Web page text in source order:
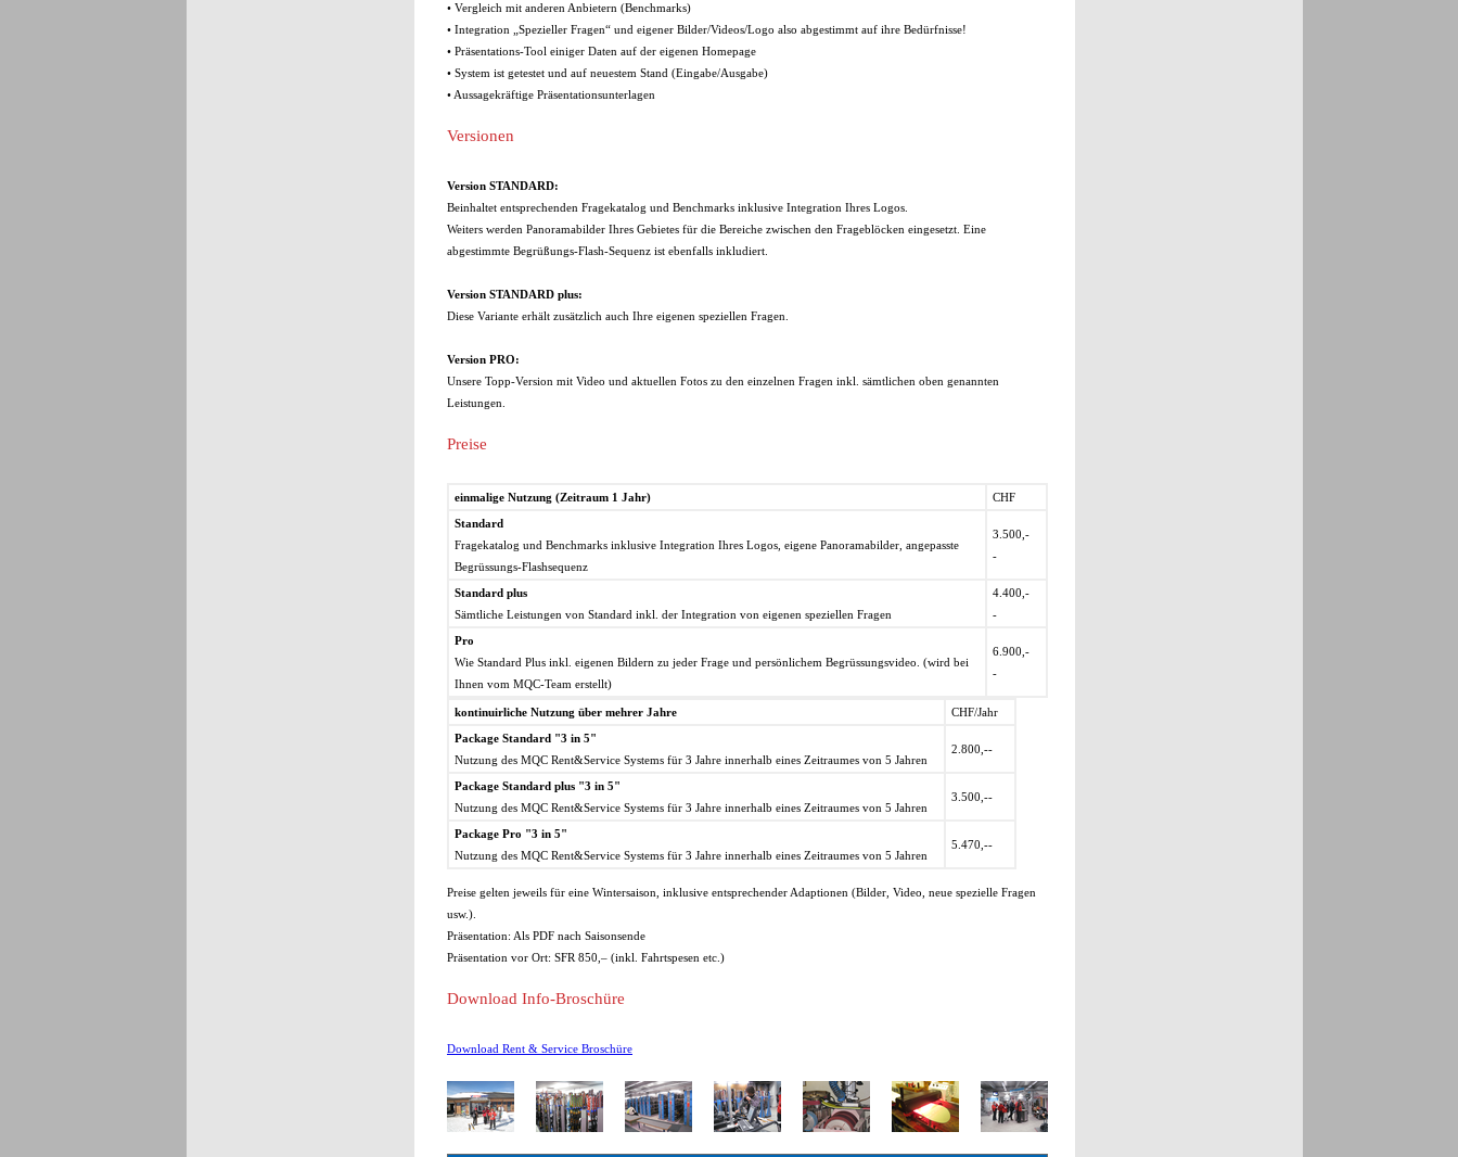
• Vergleich mit anderen Anbietern (Benchmarks)
• Integration „Spezieller Fragen“ und eigener Bilder/Videos/Logo also abgestimmt auf ihre Bedürfnisse!
• Präsentations-Tool einiger Daten auf der eigenen Homepage
• System ist getestet und auf neuestem Stand (Eingabe/Ausgabe)
• Aussagekräftige Präsentationsunterlagen
Versionen
Version STANDARD:
Beinhaltet entsprechenden Fragekatalog und Benchmarks inklusive Integration Ihres Logos.
Weiters werden Panoramabilder Ihres Gebietes für die Bereiche zwischen den Frageblöcken eingesetzt. Eine
abgestimmte Begrüßungs-Flash-Sequenz ist ebenfalls inkludiert.
Version STANDARD plus:
Diese Variante erhält zusätzlich auch Ihre eigenen speziellen Fragen.
Version PRO:
Unsere Topp-Version mit Video und aktuellen Fotos zu den einzelnen Fragen inkl. sämtlichen oben genannten
Leistungen.
Preise
einmalige Nutzung (Zeitraum 1 Jahr)
CHF
Standard
Fragekatalog und Benchmarks inklusive Integration Ihres Logos, eigene Panoramabilder, angepasste
Begrüssungs-Flashsequenz
3.500,-
-
Standard plus
Sämtliche Leistungen von Standard inkl. der Integration von eigenen speziellen Fragen
4.400,-
-
Pro
Wie Standard Plus inkl. eigenen Bildern zu jeder Frage und persönlichem Begrüssungsvideo. (wird bei
Ihnen vom MQC-Team erstellt)
6.900,-
-
kontinuirliche Nutzung über mehrer Jahre
CHF/Jahr
Package Standard "3 in 5"
Nutzung des MQC Rent&Service Systems für 3 Jahre innerhalb eines Zeitraumes von 5 Jahren
2.800,--
Package Standard plus "3 in 5"
Nutzung des MQC Rent&Service Systems für 3 Jahre innerhalb eines Zeitraumes von 5 Jahren
3.500,--
Package Pro "3 in 5"
Nutzung des MQC Rent&Service Systems für 3 Jahre innerhalb eines Zeitraumes von 5 Jahren
5.470,--
Preise gelten jeweils für eine Wintersaison, inklusive entsprechender Adaptionen (Bilder, Video, neue spezielle Fragen
usw.).
Präsentation: Als PDF nach Saisonsende
Präsentation vor Ort: SFR 850,– (inkl. Fahrtspesen etc.)
Download Info-Broschüre
Download Rent & Service Broschüre